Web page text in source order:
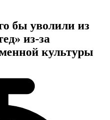
бы уволили из
из-за
культуры